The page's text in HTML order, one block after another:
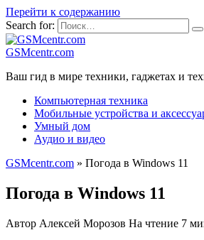
Перейти к содержанию
Search for:
GSMcentr.com
Ваш гид в мире техники, гаджетах и
Компьютерная техника
Мобильные устройства и
Умный дом
Аудио и видео
GSMcentr.com » Погода в Windows 11
Погода в Windows 11
Автор Алексей Морозов На чтение 7